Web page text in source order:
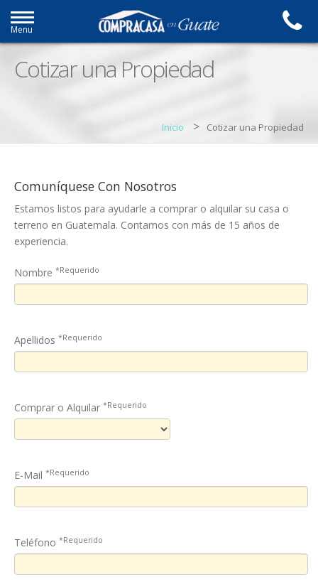
Menu
Cotizar una Propiedad
Inicio > Cotizar una Propiedad
Comuníquese Con Nosotros
Estamos listos para ayudarle a comprar o alquilar su casa o
terreno en Guatemala. Contamos con más de 15 años de
experiencia.
Nombre *Requerido
Apellidos *Requerido
Comprar o Alquilar *Requerido
E-Mail *Requerido
Teléfono *Requerido